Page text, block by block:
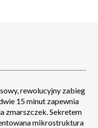
rewolucyjny zabieg
15 minut zapewnia
zmarszczek. Sekretem
mikrostruktura